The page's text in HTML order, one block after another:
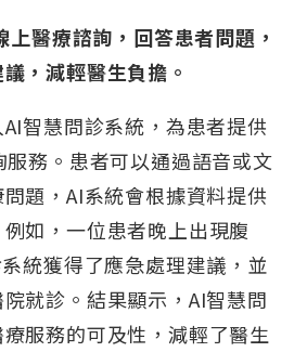
醫療諮詢，回答患者問題，
，減輕醫生負擔。
智慧問診系統，為患者提供
務。患者可以通過語音或文
題，AI系統會根據資料提供
如，一位患者晚上出現腹
統獲得了應急處理建議，並
就診。結果顯示，AI智慧問
服務的可及性，減輕了醫生